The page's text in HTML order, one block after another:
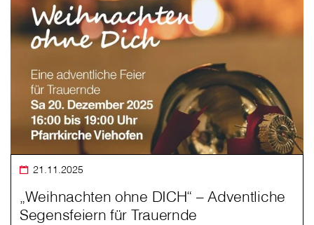
21.11.2025
„Weihnachten ohne DICH“ – Adventliche
Segensfeiern für Trauernde